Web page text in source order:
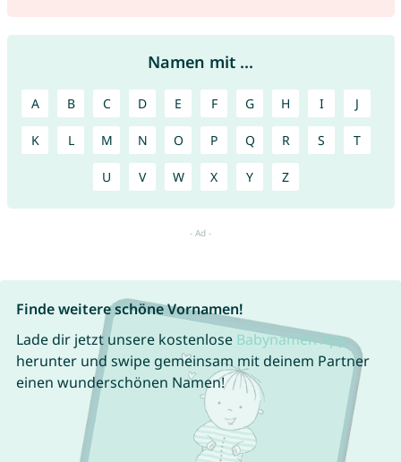
Namen mit ...
A B C D E F G H I J
K L M N O P Q R S T
U V W X Y Z
Finde weitere schöne Vornamen!
Lade dir jetzt unsere kostenlose Babynamen App
herunter und swipe gemeinsam mit deinem Partner
einen wunderschönen Namen!